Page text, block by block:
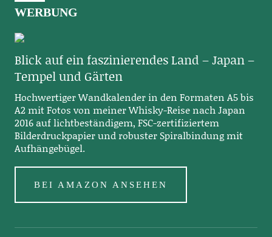
WERBUNG
Blick auf ein faszinierendes Land – Japan –
Tempel und Gärten
Hochwertiger Wandkalender in den Formaten A5 bis
A2 mit Fotos von meiner Whisky-Reise nach Japan
2016 auf lichtbeständigem, FSC-zertifiziertem
Bilderdruckpapier und robuster Spiralbindung mit
Aufhängebügel.
BEI AMAZON ANSEHEN